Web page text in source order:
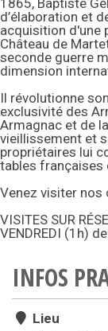
1865, Baptiste
d’élaboration et
acquisition d'une
Château de
seconde guerre
dimension
Il révolutionne
exclusivité des
Armagnac et de
vieillissement et
propriétaires lui
tables françaises
Venez visiter nos
VISITES SUR
VENDREDI (1h)
INFOS
Lieu